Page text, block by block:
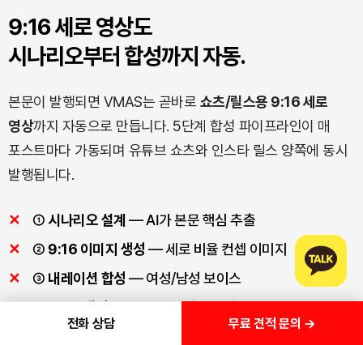
9:16 세로 영상도
시나리오부터 합성까지 자동.
본문이 발행되면 VMAS는 곧바로 쇼츠/릴스용 9:16 세로
영상까지 자동으로 만듭니다. 5단계 합성 파이프라인이 매
포스트마다 가동되며 유튜브 쇼츠와 인스타 릴스 양쪽에 동시
발행됩니다.
① 시나리오 설계 — AI가 본문 핵심 추출
②9:16 이미지 생성 — 세로 비율 컨셉 이미지
③ 내레이션 합성 — 여성/남성 보이스
전화 상담 무료 견적 문의 →